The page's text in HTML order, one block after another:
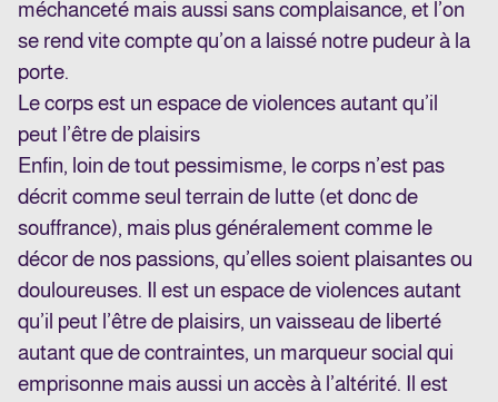
méchanceté mais aussi sans complaisance, et l’on
se rend vite compte qu’on a laissé notre pudeur à la
porte.
Le corps est un espace de violences autant qu’il
peut l’être de plaisirs
Enfin, loin de tout pessimisme, le corps n’est pas
décrit comme seul terrain de lutte (et donc de
souffrance), mais plus généralement comme le
décor de nos passions, qu’elles soient plaisantes ou
douloureuses. Il est un espace de violences autant
qu’il peut l’être de plaisirs, un vaisseau de liberté
autant que de contraintes, un marqueur social qui
emprisonne mais aussi un accès à l’altérité. Il est